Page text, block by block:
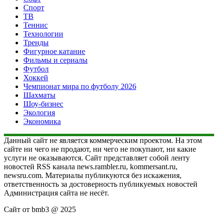
Спорт
ТВ
Теннис
Технологии
Тренды
Фигурное катание
Фильмы и сериалы
Футбол
Хоккей
Чемпионат мира по футболу 2026
Шахматы
Шоу-бизнес
Экология
Экономика
Данный сайт не является коммерческим проектом. На этом
сайте ни чего не продают, ни чего не покупают, ни какие
услуги не оказываются. Сайт представляет собой ленту
новостей RSS канала news.rambler.ru, kommersant.ru,
newsru.com. Материалы публикуются без искажения,
ответственность за достоверность публикуемых новостей
Администрация сайта не несёт.
Сайт от bmb3 @ 2025